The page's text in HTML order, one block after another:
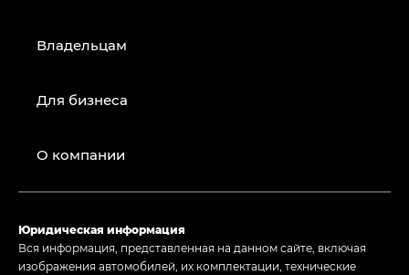
Владельцам
Для бизнеса
О компании
Юридическая информация
Вся информация, представленная на данном сайте, включая
изображения автомобилей, их комплектации, технические